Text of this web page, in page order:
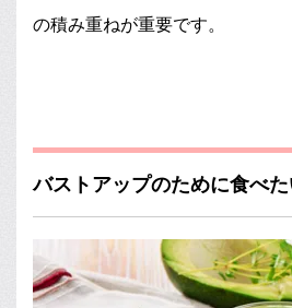
の積み重ねが重要です。
バストアップのために食べ